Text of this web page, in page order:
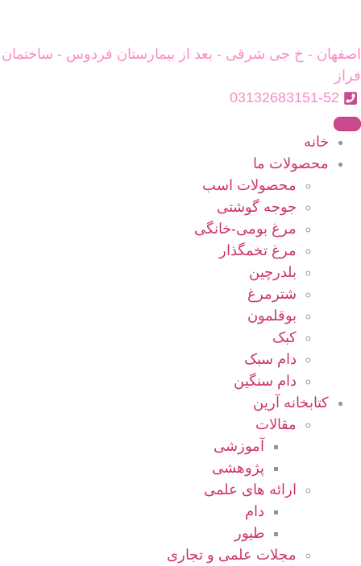
اصفهان - خ جی شرقی - بعد از بیمارستان فردوس - ساختمان
فراز
03132683151-52
خانه
محصولات ما
محصولات اسب
جوجه گوشتی
مرغ بومی-خانگی
مرغ تخمگذار
بلدرچین
شترمرغ
بوقلمون
کبک
دام سبک
دام سنگین
کتابخانه آرین
مقالات
آموزشی
پژوهشی
ارائه های علمی
دام
طیور
مجلات علمی و تجاری